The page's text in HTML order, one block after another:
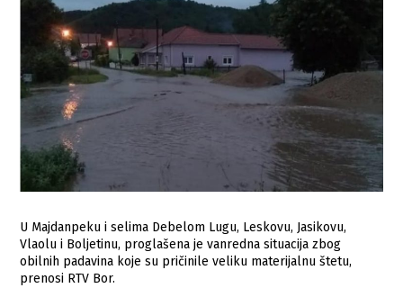
U Majdanpeku i selima Debelom Lugu, Leskovu, Jasikovu,
Vlaolu i Boljetinu, proglašena je vanredna situacija zbog
obilnih padavina koje su pričinile veliku materijalnu štetu,
prenosi RTV Bor.